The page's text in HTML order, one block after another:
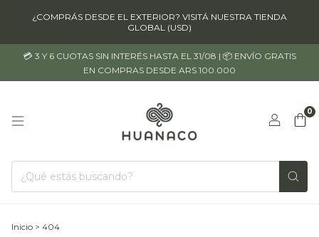
¿COMPRÁS DESDE EL EXTERIOR? VISITÁ NUESTRA TIENDA
GLOBAL (USD)
💳 3 Y 6 CUOTAS SIN INTERÉS HASTA EL 31/08 | 📦 ENVÍO GRATIS
EN COMPRAS DESDE ARS 100.000
0
Inicio > 404